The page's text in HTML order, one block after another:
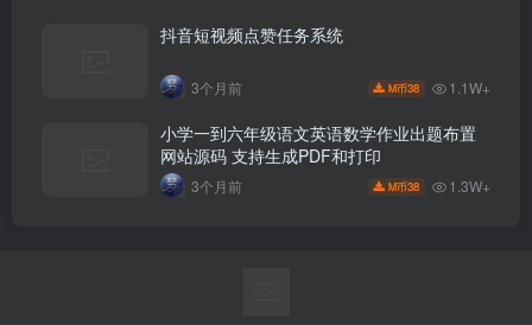
抖音短视频点赞任务系统
3个月前 M币38 1.1W+
小学一到六年级语文英语数学作业出题布置
网站源码 支持生成PDF和打印
3个月前 M币38 1.3W+